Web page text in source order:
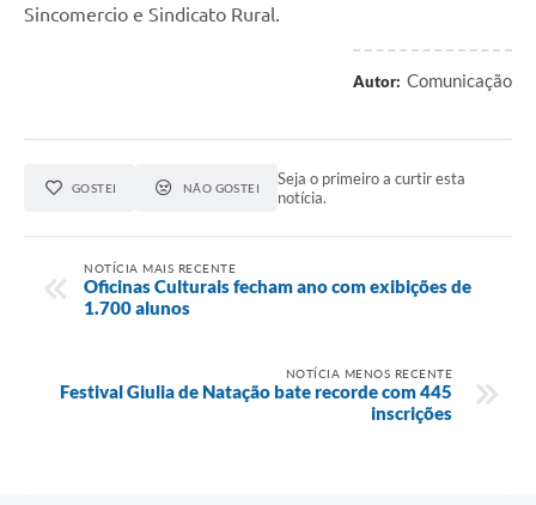
Sincomercio e Sindicato Rural.
Autor: Comunicação
GOSTEI NÃO GOSTEI
Seja o primeiro a curtir esta
notícia.
NOTÍCIA MAIS RECENTE
Oficinas Culturais fecham ano com exibições de
1.700 alunos
NOTÍCIA MENOS RECENTE
Festival Giulia de Natação bate recorde com 445
inscrições